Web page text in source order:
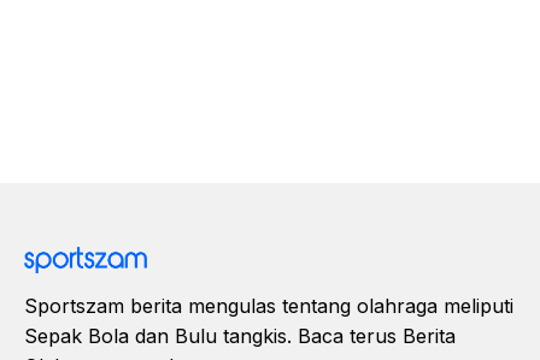
Sportszam berita mengulas tentang olahraga meliputi
Sepak Bola dan Bulu tangkis. Baca terus Berita